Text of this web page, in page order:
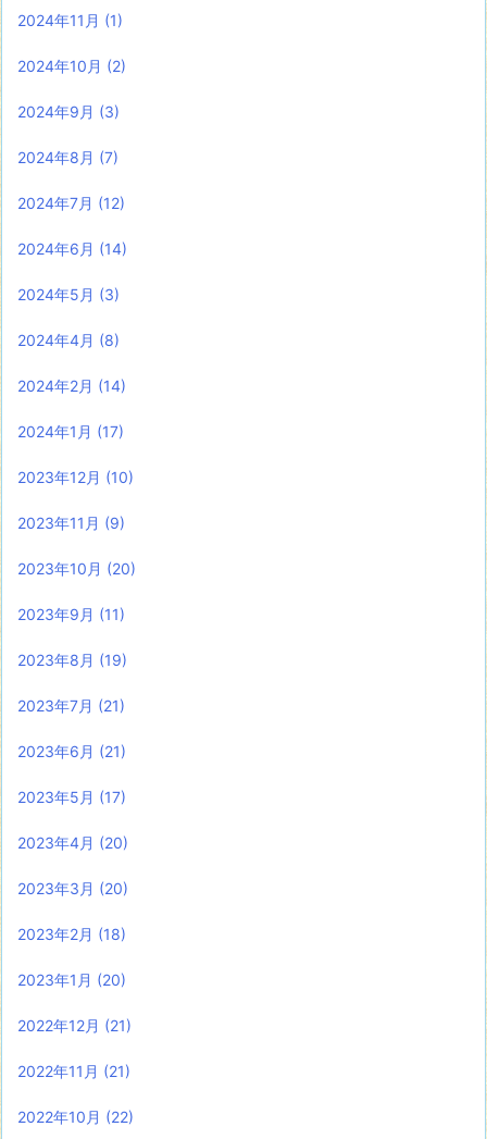
2024年11月 (1)
2024年10月 (2)
2024年9月 (3)
2024年8月 (7)
2024年7月 (12)
2024年6月 (14)
2024年5月 (3)
2024年4月 (8)
2024年2月 (14)
2024年1月 (17)
2023年12月 (10)
2023年11月 (9)
2023年10月 (20)
2023年9月 (11)
2023年8月 (19)
2023年7月 (21)
2023年6月 (21)
2023年5月 (17)
2023年4月 (20)
2023年3月 (20)
2023年2月 (18)
2023年1月 (20)
2022年12月 (21)
2022年11月 (21)
2022年10月 (22)